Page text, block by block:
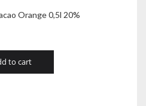
Orange 0,5l 20%
to cart